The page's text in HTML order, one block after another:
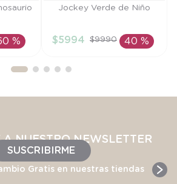
%
Talla
AÑADIR AL
Jockey Verde de Niño
$5994 $9990 40 %
A NUESTRO NEWSLETTER
SUSCRIBIRME
Gratis en nuestras tiendas